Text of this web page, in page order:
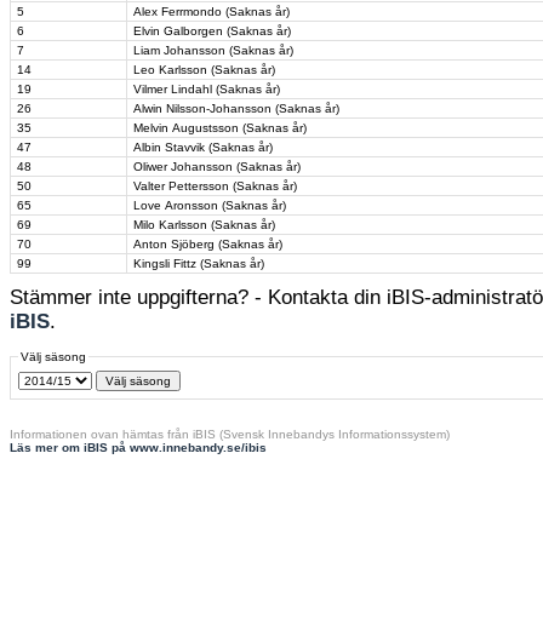
5
Alex Ferrmondo (Saknas år)
6
Elvin Galborgen (Saknas år)
7
Liam Johansson (Saknas år)
14
Leo Karlsson (Saknas år)
19
Vilmer Lindahl (Saknas år)
26
Alwin Nilsson-Johansson (Saknas år)
35
Melvin Augustsson (Saknas år)
47
Albin Stavvik (Saknas år)
48
Oliwer Johansson (Saknas år)
50
Valter Pettersson (Saknas år)
65
Love Aronsson (Saknas år)
69
Milo Karlsson (Saknas år)
70
Anton Sjöberg (Saknas år)
99
Kingsli Fittz (Saknas år)
Stämmer inte uppgifterna? - Kontakta din iBIS-
iBIS.
Välj säsong
Informationen ovan hämtas från iBIS (Svensk Innebandys Informationssystem)
Läs mer om iBIS på www.innebandy.se/ibis